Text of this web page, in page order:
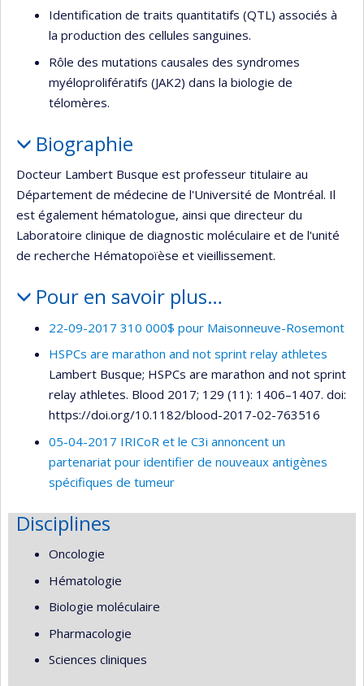
Identification de traits quantitatifs (QTL) associés à
la production des cellules sanguines.
Rôle des mutations causales des syndromes
myéloprolifératifs (JAK2) dans la biologie de
télomères.
Biographie
Docteur Lambert Busque est professeur titulaire au
Département de médecine de l'Université de Montréal. Il
est également hématologue, ainsi que directeur du
Laboratoire clinique de diagnostic moléculaire et de l'unité
de recherche Hématopoïèse et vieillissement.
Pour en savoir plus…
22-09-2017 310 000$ pour Maisonneuve-Rosemont
HSPCs are marathon and not sprint relay athletes
Lambert Busque; HSPCs are marathon and not sprint
relay athletes. Blood 2017; 129 (11): 1406–1407. doi:
https://doi.org/10.1182/blood-2017-02-763516
05-04-2017 IRICoR et le C3i annoncent un
partenariat pour identifier de nouveaux antigènes
spécifiques de tumeur
Disciplines
Oncologie
Hématologie
Biologie moléculaire
Pharmacologie
Sciences cliniques